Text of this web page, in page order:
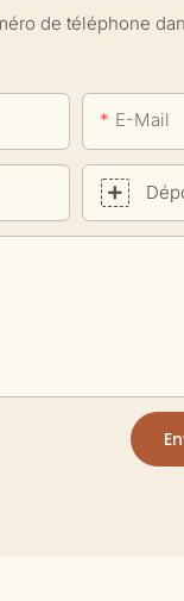
de téléphone
E-Mail